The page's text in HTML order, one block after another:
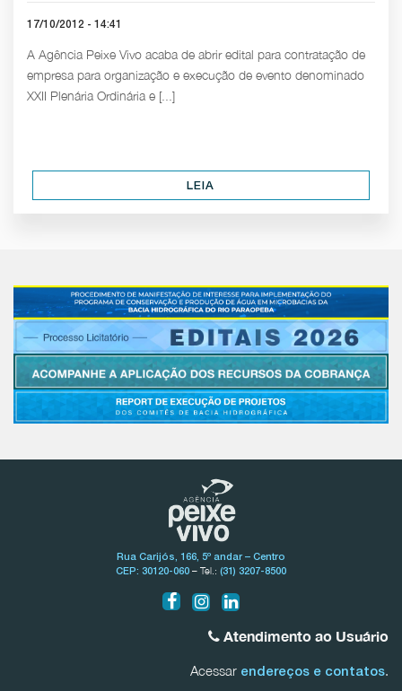
17/10/2012 - 14:41
A Agência Peixe Vivo acaba de abrir edital para contratação de
empresa para organização e execução de evento denominado
XXII Plenária Ordinária e [...]
LEIA
Rua Carijós, 166, 5º andar – Centro
CEP: 30120-060 – Tel.: (31) 3207-8500
Atendimento ao Usuário
Acessar endereços e contatos.